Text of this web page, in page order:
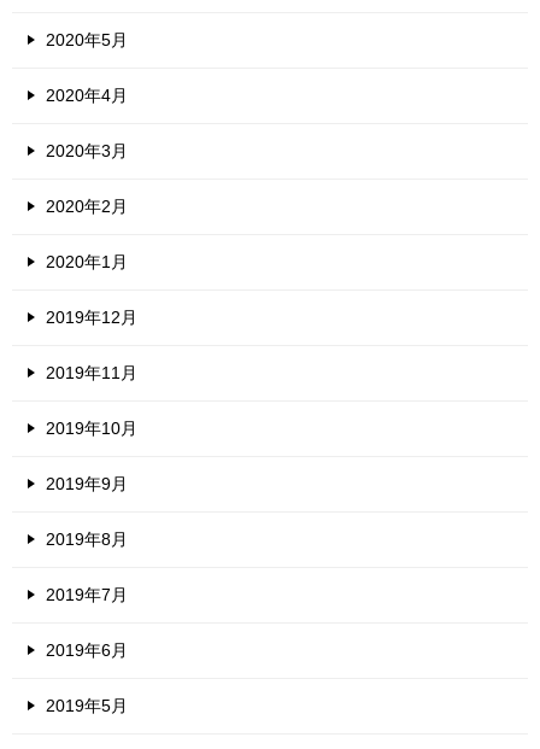
2020年5月
2020年4月
2020年3月
2020年2月
2020年1月
2019年12月
2019年11月
2019年10月
2019年9月
2019年8月
2019年7月
2019年6月
2019年5月